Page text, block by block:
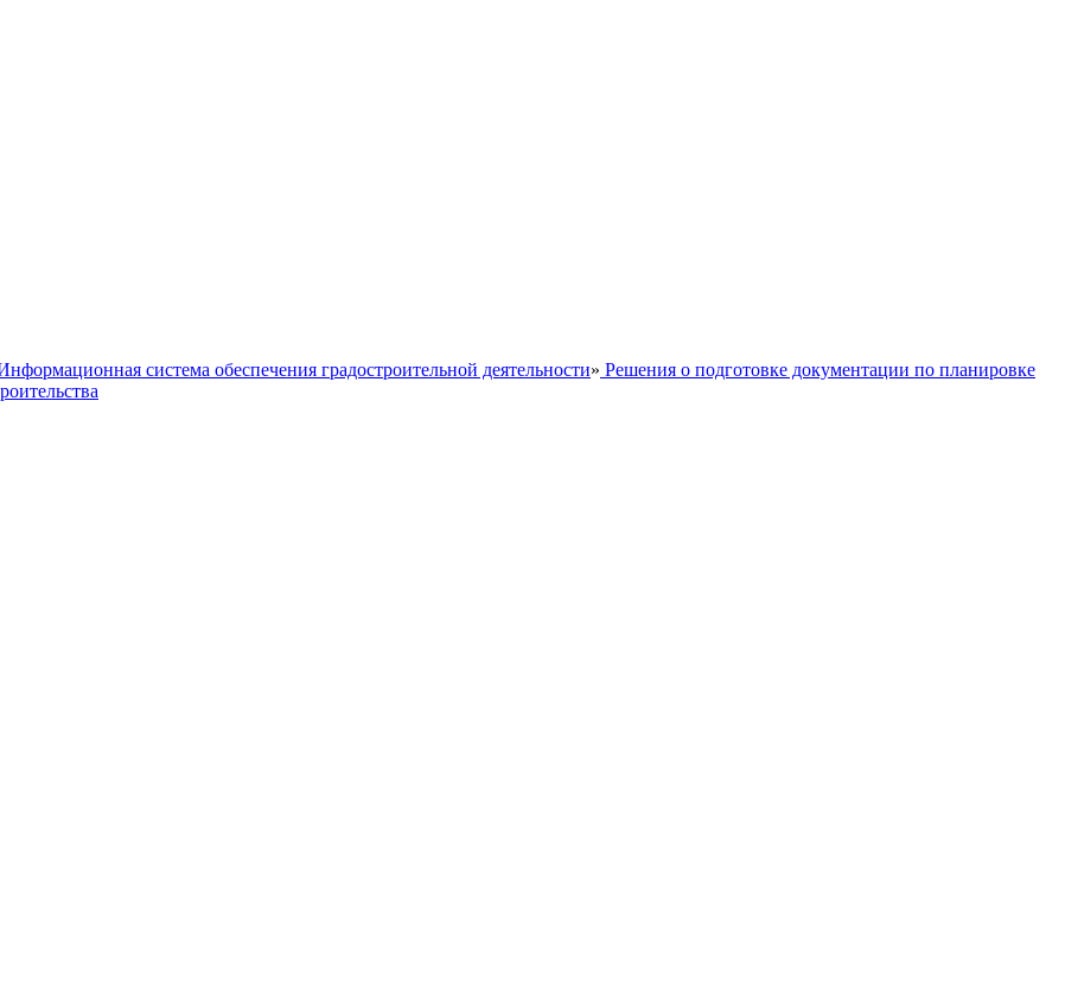
система обеспечения градостроительной деятельности» Решения о подготовке документации по планировке